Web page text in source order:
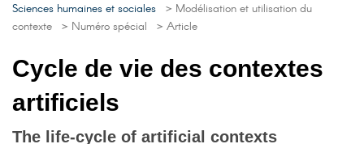
Sciences humaines et sociales > Modélisation et utilisation du
contexte > Numéro spécial > Article
Cycle de vie des contextes
artificiels
The life-cycle of artificial contexts